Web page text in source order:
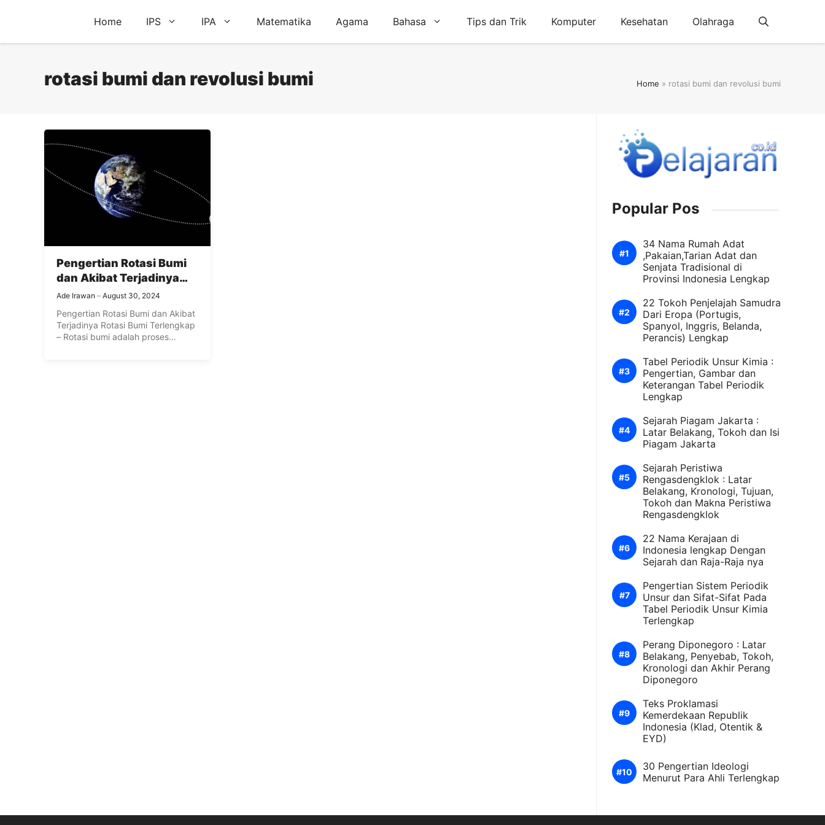
Home IPS IPA Matematika Agama Bahasa Tips dan Trik Komputer Kesehatan Olahraga
rotasi bumi dan revolusi bumi Home » rotasi bumi dan revolusi bumi
Pengertian Rotasi Bumi
dan Akibat Terjadinya
Rotasi Bumi Terlengkap
Ade Irawan August 30, 2024
Pengertian Rotasi Bumi dan Akibat
Terjadinya Rotasi Bumi Terlengkap
– Rotasi bumi adalah proses
Popular Pos
34 Nama Rumah Adat
,Pakaian,Tarian Adat dan
Senjata Tradisional di
Provinsi Indonesia Lengkap
22 Tokoh Penjelajah Samudra
Dari Eropa (Portugis,
Spanyol, Inggris, Belanda,
Perancis) Lengkap
Tabel Periodik Unsur Kimia :
Pengertian, Gambar dan
Keterangan Tabel Periodik
Lengkap
Sejarah Piagam Jakarta :
Latar Belakang, Tokoh dan Isi
Piagam Jakarta
Sejarah Peristiwa
Rengasdengklok : Latar
Belakang, Kronologi, Tujuan,
Tokoh dan Makna Peristiwa
Rengasdengklok
22 Nama Kerajaan di
Indonesia lengkap Dengan
Sejarah dan Raja-Raja nya
Pengertian Sistem Periodik
Unsur dan Sifat-Sifat Pada
Tabel Periodik Unsur Kimia
Terlengkap
Perang Diponegoro : Latar
Belakang, Penyebab, Tokoh,
Kronologi dan Akhir Perang
Diponegoro
Teks Proklamasi
Kemerdekaan Republik
Indonesia (Klad, Otentik &
EYD)
30 Pengertian Ideologi
Menurut Para Ahli Terlengkap